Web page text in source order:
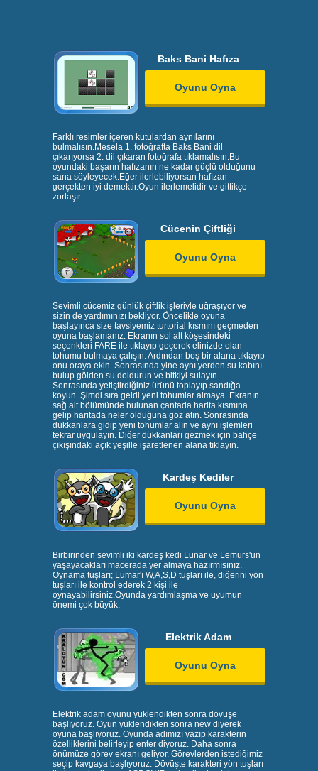
Baks Bani Hafıza
Oyunu Oyna
Farklı resimler içeren kutulardan aynılarını
bulmalısın.Mesela 1. fotoğrafta Baks Bani dil
çıkarıyorsa 2. dil çıkaran fotoğrafa tıklamalısın.Bu
oyundaki başarın hafızanın ne kadar güçlü olduğunu
sana söyleyecek.Eğer ilerlebiliyorsan hafızan
gerçekten iyi demektir.Oyun ilerlemelidir ve gittikçe
zorlaşır.
Cücenin Çiftliği
Oyunu Oyna
Sevimli cücemiz günlük çiftlik işleriyle uğraşıyor ve
sizin de yardımınızı bekliyor. Öncelikle oyuna
başlayınca size tavsiyemiz turtorial kısmını geçmeden
oyuna başlamanız. Ekranın sol alt köşesindeki
seçenkleri FARE ile tıklayıp geçerek elinizde olan
tohumu bulmaya çalışın. Ardından boş bir alana tıklayıp
onu oraya ekin. Sonrasında yine aynı yerden su kabını
bulup gölden su doldurun ve bitkiyi sulayın.
Sonrasında yetiştirdiğiniz ürünü toplayıp sandığa
koyun. Şimdi sıra geldi yeni tohumlar almaya. Ekranın
sağ alt bölümünde bulunan çantada harita kısmına
gelip haritada neler olduğuna göz atın. Sonrasında
dükkanlara gidip yeni tohumlar alın ve aynı işlemleri
tekrar uygulayın. Diğer dükkanları gezmek için bahçe
çıkışındaki açık yeşille işaretlenen alana tıklayın.
Kardeş Kediler
Oyunu Oyna
Birbirinden sevimli iki kardeş kedi Lunar ve Lemurs'un
yaşayacakları macerada yer almaya hazırmısınız.
Oynama tuşları; Lumar'ı W,A,S,D tuşları ile, diğerini yön
tuşları ile kontrol ederek 2 kişi ile
oynayabilirsiniz.Oyunda yardımlaşma ve uyumun
önemi çok büyük.
Elektrik Adam
Oyunu Oyna
Elektrik adam oyunu yüklendikten sonra dövüşe
başlıyoruz. Oyun yüklendikten sonra new diyerek
oyuna başlıyoruz. Oyunda adımızı yazıp karakterin
özelliklerini belirleyip enter diyoruz. Daha sonra
önümüze görev ekranı geliyor. Görevlerden istediğimiz
seçip kavgaya başlıyoruz. Dövüşte karakteri yön tuşları